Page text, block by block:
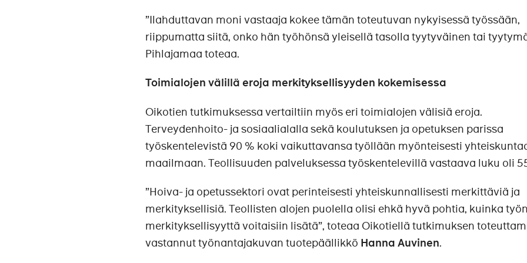
”Ilahduttavan moni vastaaja kokee tämän toteutuvan nykyisessä työssään,
riippumatta siitä, onko hän työhönsä yleisellä tasolla tyytyväinen tai
Pihlajamaa toteaa.
Toimialojen välillä eroja merkityksellisyyden kokemisessa
Oikotien tutkimuksessa vertailtiin myös eri toimialojen välisiä eroja.
Terveydenhoito- ja sosiaalialalla sekä koulutuksen ja opetuksen parissa
työskentelevistä 90 % koki vaikuttavansa työllään myönteisesti
maailmaan. Teollisuuden palveluksessa työskentelevillä vastaava luku oli
”Hoiva- ja opetussektori ovat perinteisesti yhteiskunnallisesti merkittäviä ja
merkityksellisiä. Teollisten alojen puolella olisi ehkä hyvä pohtia, kuinka
merkityksellisyyttä voitaisiin lisätä”, toteaa Oikotiellä tutkimuksen
vastannut työnantajakuvan tuotepäällikkö Hanna Auvinen.